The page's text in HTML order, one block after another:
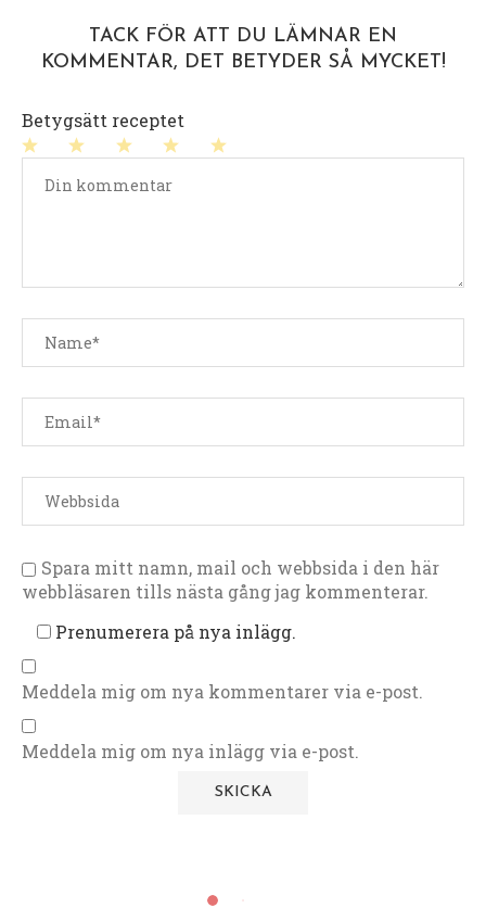
TACK FÖR ATT DU LÄMNAR EN
KOMMENTAR, DET BETYDER SÅ MYCKET!
Betygsätt receptet
stjärnor
stjärnor
stjärnor
stjärna
Spara mitt namn, mail och webbsida i den här
webbläsaren tills nästa gång jag kommenterar.
Prenumerera på nya inlägg.
Meddela mig om nya kommentarer via e-post.
Meddela mig om nya inlägg via e-post.